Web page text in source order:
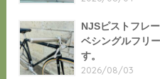
NJSピストフレ
ベシングルフリ
す。
2026/08/03